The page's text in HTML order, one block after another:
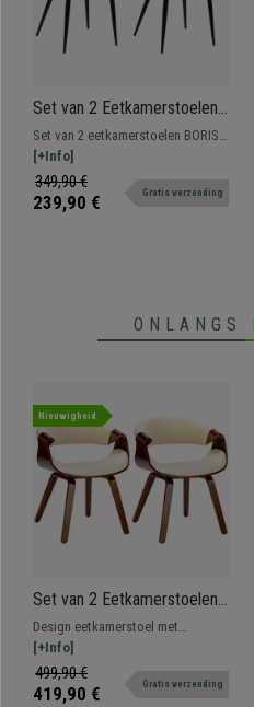
Set van 2 Eetkamerstoelen
BORIS, Elegante Metalen 4-
Pootsframe, Comfortabele
Vulling, Bekleed in
Lichtgrijze Stof
Set van 2 eetkamerstoelen BORIS,
een model dat opvalt door zijn
elegant, modern ontwerp en zijn
dikke, comfortabele vulling
[+Info]
349,90 €
239,90 € Gratis verzending
ONLANGS
Nieuwigheid
Set van 2 Eetkamerstoelen
MARGOT, Walnoothouten
Frame, in Beige Leder
Design eetkamerstoel met
comfortabele vulling bekleed met
hoogwaardig leder.
[+Info]
499,90 €
419,90 € Gratis verzending